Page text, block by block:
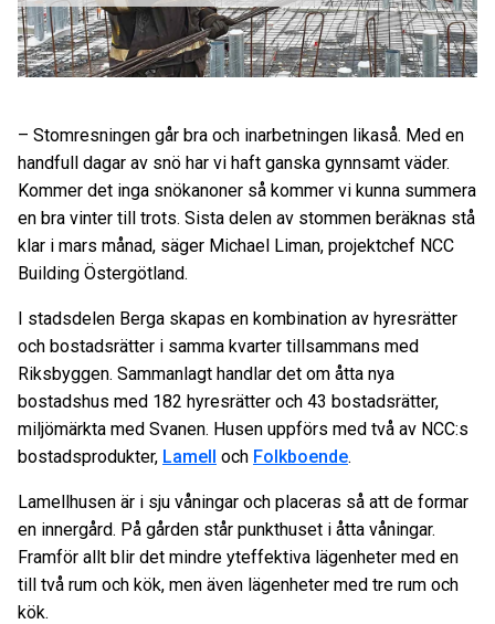
– Stomresningen går bra och inarbetningen likaså. Med en
handfull dagar av snö har vi haft ganska gynnsamt väder.
Kommer det inga snökanoner så kommer vi kunna summera
en bra vinter till trots. Sista delen av stommen beräknas stå
klar i mars månad, säger Michael Liman, projektchef NCC
Building Östergötland.
I stadsdelen Berga skapas en kombination av hyresrätter
och bostadsrätter i samma kvarter tillsammans med
Riksbyggen. Sammanlagt handlar det om åtta nya
bostadshus med 182 hyresrätter och 43 bostadsrätter,
miljömärkta med Svanen. Husen uppförs med två av NCC:s
bostadsprodukter, Lamell och Folkboende.
Lamellhusen är i sju våningar och placeras så att de formar
en innergård. På gården står punkthuset i åtta våningar.
Framför allt blir det mindre yteffektiva lägenheter med en
till två rum och kök, men även lägenheter med tre rum och
kök.